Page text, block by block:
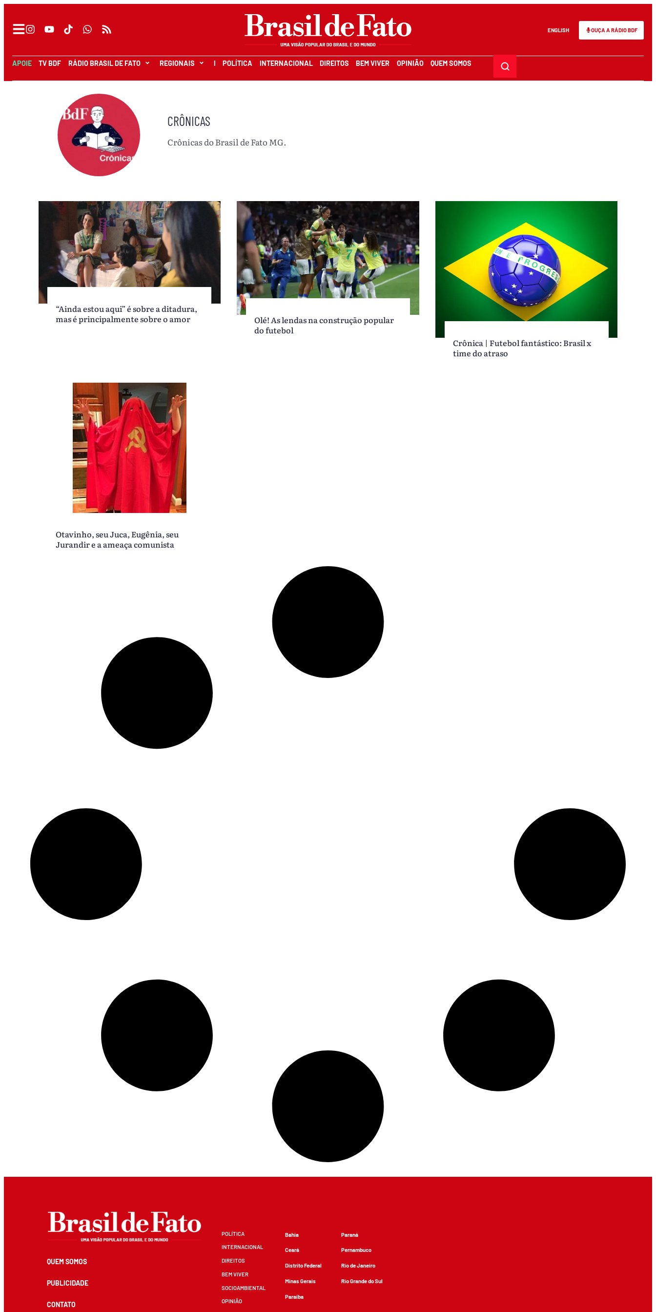
ENGLISH OUÇA A RÁDIO BDF
APOIE TV BDF RÁDIO BRASIL DE FATO REGIONAIS I POLÍTICA INTERNACIONAL DIREITOS BEM VIVER OPINIÃO QUEM SOMOS
CRÔNICAS
Crônicas do Brasil de Fato MG.
“Ainda estou aqui” é sobre a ditadura,
mas é principalmente sobre o amor
Olé! As lendas na construção popular
do futebol
Crônica | Futebol fantástico: Brasil x
time do atraso
Otavinho, seu Juca, Eugênia, seu
Jurandir e a ameaça comunista
QUEM SOMOS
PUBLICIDADE
CONTATO
POLÍTICA
INTERNACIONAL
DIREITOS
BEM VIVER
SOCIOAMBIENTAL
OPINIÃO
Bahia
Ceará
Distrito Federal
Minas Gerais
Paraíba
Paraná
Pernambuco
Rio de Janeiro
Rio Grande do Sul